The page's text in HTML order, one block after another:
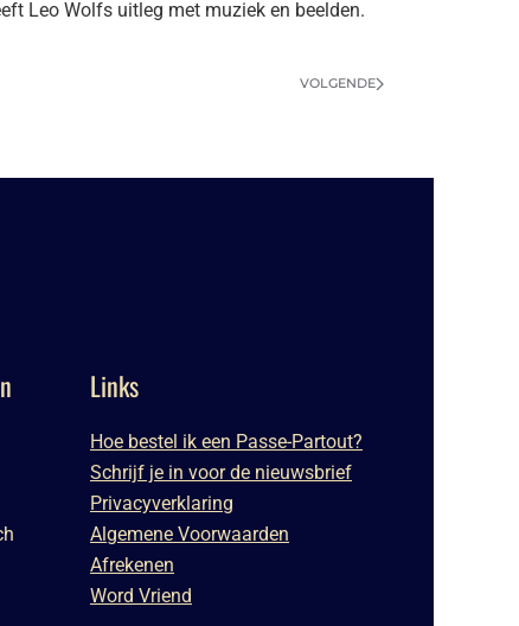
Leo Wolfs uitleg met muziek en beelden.
VOLGENDE
Links
Hoe bestel ik een Passe-Partout?
Schrijf je in voor de nieuwsbrief
Privacyverklaring
Algemene Voorwaarden
Afrekenen
Word Vriend